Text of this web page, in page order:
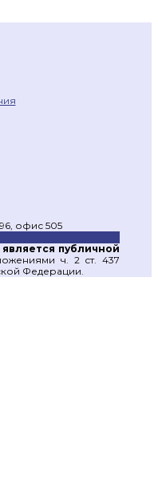
офис 505
является публичной
ч. 2 ст. 437
Федерации.